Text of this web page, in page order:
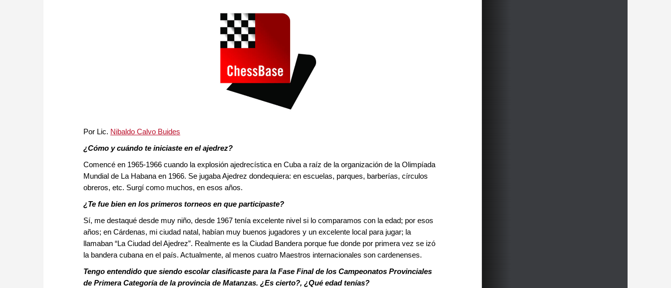
Por Lic. Nibaldo Calvo Buides
¿Cómo y cuándo te iniciaste en el ajedrez?
Comencé en 1965-1966 cuando la explosión ajedrecística en Cuba a raíz de la organización de la Olimpíada
Mundial de La Habana en 1966. Se jugaba Ajedrez dondequiera: en escuelas, parques, barberías, círculos
obreros, etc. Surgí como muchos, en esos años.
¿Te fue bien en los primeros torneos en que participaste?
Sí, me destaqué desde muy niño, desde 1967 tenía excelente nivel si lo comparamos con la edad; por esos
años; en Cárdenas, mi ciudad natal, habían muy buenos jugadores y un excelente local para jugar; la
llamaban “La Ciudad del Ajedrez”. Realmente es la Ciudad Bandera porque fue donde por primera vez se izó
la bandera cubana en el país. Actualmente, al menos cuatro Maestros internacionales son cardenenses.
Tengo entendido que siendo escolar clasificaste para la Fase Final de los Campeonatos Provinciales
de Primera Categoría de la provincia de Matanzas. ¿Es cierto?, ¿Qué edad tenías?